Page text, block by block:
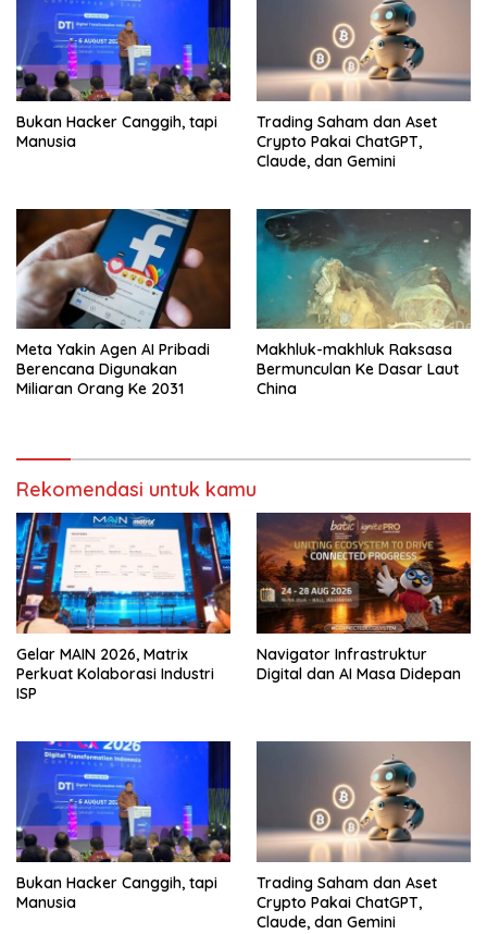
Bukan Hacker Canggih, tapi
Manusia
Trading Saham dan Aset
Crypto Pakai ChatGPT,
Claude, dan Gemini
Meta Yakin Agen AI Pribadi
Berencana Digunakan
Miliaran Orang Ke 2031
Makhluk-makhluk Raksasa
Bermunculan Ke Dasar Laut
China
Rekomendasi untuk kamu
Gelar MAIN 2026, Matrix
Perkuat Kolaborasi Industri
ISP
Navigator Infrastruktur
Digital dan AI Masa Didepan
Bukan Hacker Canggih, tapi
Manusia
Trading Saham dan Aset
Crypto Pakai ChatGPT,
Claude, dan Gemini